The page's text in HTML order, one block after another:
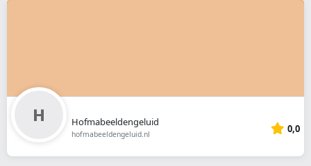
Hofmabeeldengeluid
hofmabeeldengeluid.nl 0,0